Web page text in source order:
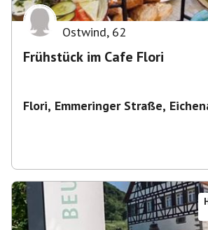
Ostwind, 62
Frühstück im Cafe Flori
Flori, Emmeringer Straße,